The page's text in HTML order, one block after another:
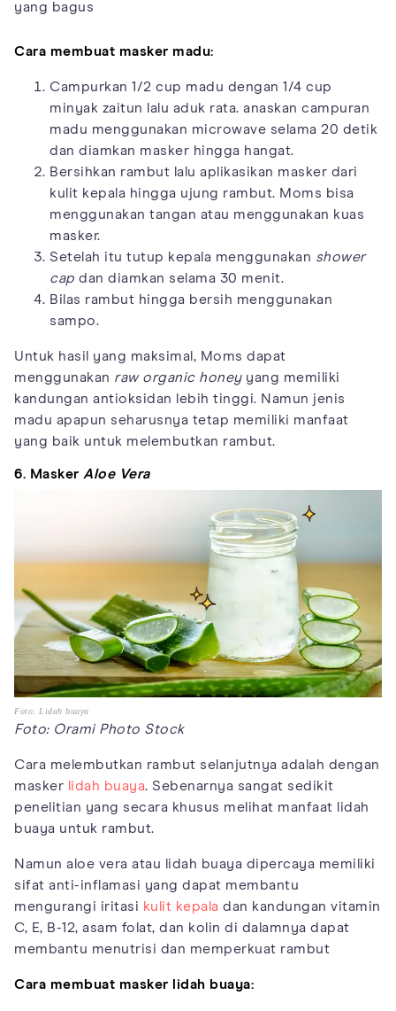
yang bagus
Cara membuat masker madu:
Campurkan 1/2 cup madu dengan 1/4 cup
minyak zaitun lalu aduk rata. anaskan campuran
madu menggunakan microwave selama 20 detik
dan diamkan masker hingga hangat.
Bersihkan rambut lalu aplikasikan masker dari
kulit kepala hingga ujung rambut. Moms bisa
menggunakan tangan atau menggunakan kuas
masker.
Setelah itu tutup kepala menggunakan shower
cap dan diamkan selama 30 menit.
Bilas rambut hingga bersih menggunakan
sampo.
Untuk hasil yang maksimal, Moms dapat
menggunakan raw organic honeyyang memiliki
kandungan antioksidan lebih tinggi. Namun jenis
madu apapun seharusnya tetap memiliki manfaat
yang baik untuk melembutkan rambut.
6. Masker Aloe Vera
Foto: Lidah buaya
Foto: Orami Photo Stock
Cara melembutkan rambut selanjutnya adalah dengan
masker lidah buaya. Sebenarnya sangat sedikit
penelitian yang secara khusus melihat manfaat lidah
buaya untuk rambut.
Namun aloe vera atau lidah buaya dipercaya memiliki
sifat anti-inflamasi yang dapat membantu
mengurangi iritasi kulit kepala dan kandungan vitamin
C, E, B-12, asam folat, dan kolin di dalamnya dapat
membantu menutrisi dan memperkuat rambut
Cara membuat masker lidah buaya: